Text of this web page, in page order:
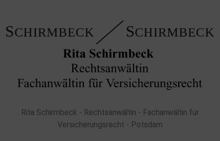
Rita Schirmbeck - Rechtsanwältin - Fachanwältin für
Versicherungsrecht - Potsdam